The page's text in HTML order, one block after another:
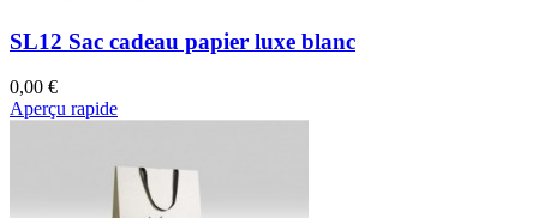
SL12 Sac cadeau papier luxe blanc
0,00 €
Aperçu rapide